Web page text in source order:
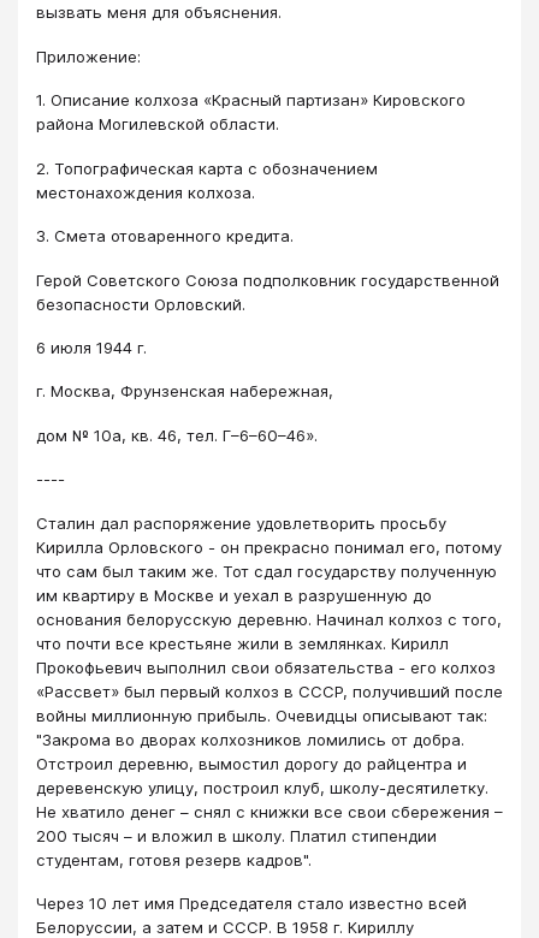
вызвать меня для объяснения.
Приложение:
1. Описание колхоза «Красный партизан» Кировского
района Могилевской области.
2. Топографическая карта с обозначением
местонахождения колхоза.
3. Смета отоваренного кредита.
Герой Советского Союза подполковник государственной
безопасности Орловский.
6 июля 1944 г.
г. Москва, Фрунзенская набережная,
дом № 10а, кв. 46, тел. Г–6–60–46».
----
Сталин дал распоряжение удовлетворить просьбу
Кирилла Орловского - он прекрасно понимал его, потому
что сам был таким же. Тот сдал государству полученную
им квартиру в Москве и уехал в разрушенную до
основания белорусскую деревню. Начинал колхоз с того,
что почти все крестьяне жили в землянках. Кирилл
Прокофьевич выполнил свои обязательства - его колхоз
«Рассвет» был первый колхоз в СССР, получивший после
войны миллионную прибыль. Очевидцы описывают так:
"Закрома во дворах колхозников ломились от добра.
Отстроил деревню, вымостил дорогу до райцентра и
деревенскую улицу, построил клуб, школу-десятилетку.
Не хватило денег – снял с книжки все свои сбережения –
200 тысяч – и вложил в школу. Платил стипендии
студентам, готовя резерв кадров".
Через 10 лет имя Председателя стало известно всей
Белоруссии, а затем и СССР. В 1958 г. Кириллу